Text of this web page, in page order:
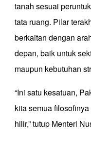
tanah sesuai
tata ruang. Pilar
berkaitan dengan
depan, baik untuk
maupun kebutuhan
“Ini satu kesatuan,
kita semua
hilir,” tutup Menteri